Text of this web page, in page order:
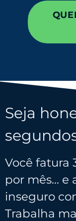
Seja
Você fatura
por mês… e
inseguro
Trabalha